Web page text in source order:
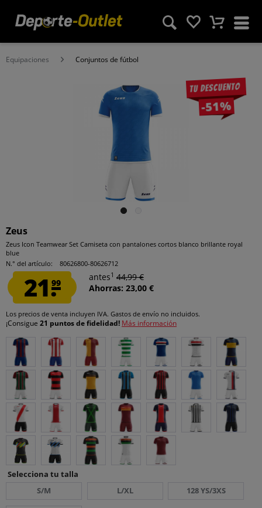
Equipaciones Conjuntos de fútbol
Tu descuento
-51%
Zeus
Zeus Icon Teamwear Set Camiseta con pantalones cortos blanco brillante royal
blue
N.° del artículo:
80626800-80626712
21.99
antes1 44,99 €
Ahorras: 23,00 €
Los precios de venta incluyen IVA. Gastos de envío no incluidos.
¡Consigue 21 puntos de fidelidad! Más información
Selecciona tu talla
S/M
L/XL 128 YS/3XS